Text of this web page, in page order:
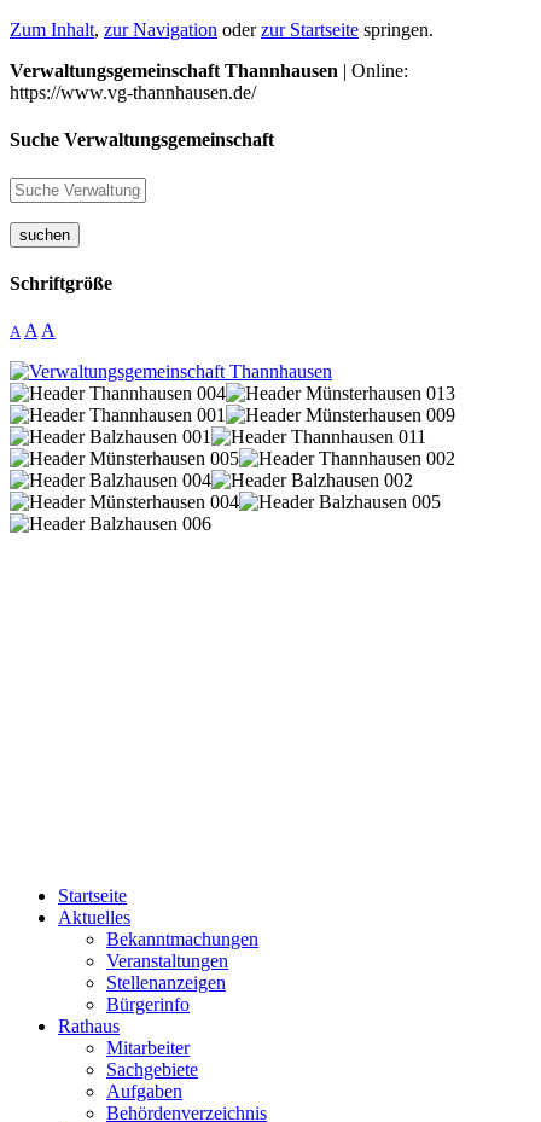
Zum Inhalt, zur Navigation oderzur Startseite springen.
Verwaltungsgemeinschaft Thannhausen | Online:
https://www.vg-thannhausen.de/
Suche Verwaltungsgemeinschaft
suchen
Schriftgröße
A A A
Startseite
Aktuelles
Bekanntmachungen
Veranstaltungen
Stellenanzeigen
Bürgerinfo
Rathaus
Mitarbeiter
Sachgebiete
Aufgaben
Behördenverzeichnis